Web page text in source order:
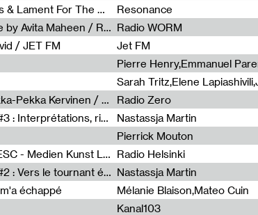
Radia Show #1111 : Schisma Gulf, Isogloss & Lament For The Old Clock By Harvey Young / Resonance Resonance
Radia Show #1110 : Freeze, Asian Archive by Avita Maheen / Radio Worm Radio WORM
/ JET FM Jet FM
Pierre Henry,Emmanuel
Radia Show #1108 : as or another by Jukka-Pekka Kervinen / Rádio Zero Radio Zero
Sous le paysage - Habiter les éléments #3 : Interprétations, rituels et symboliques des éléments Nastassja Martin
Pierrick Mouton
Radia Show #1107 : Art's Birthday 26 at ESC - Medien Kunst Labor Radio Helsinki
Sous le paysage - Habiter les éléments #2 : Vers le tournant élémentaire Nastassja Martin
échappé Mélanie Blaison,Mateo Cuin
Kanal103